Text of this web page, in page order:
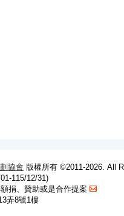
協會 版權所有 ©2011-2026. All
115/12/31)
捐、贊助或是合作提案
弄8號1樓